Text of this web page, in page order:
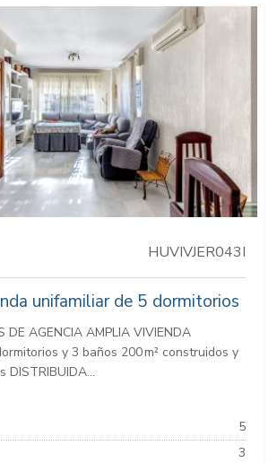
HUVIVJER043I
unifamiliar de 5 dormitorios
DE AGENCIA AMPLIA VIVIENDA
y 3 baños 200 m² construidos y
DISTRIBUIDA...
5
3